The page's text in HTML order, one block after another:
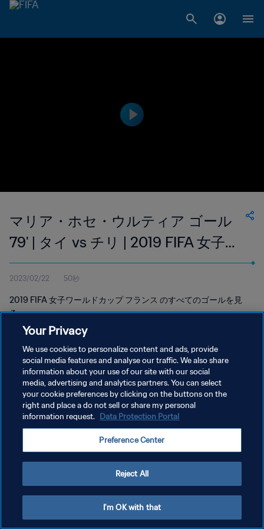
マリア・ホセ・ウルティア ゴール
79' | タイ vs チリ | 2019 FIFA 女子ワ
ールドカップ フランス
2023/02/22 50秒
2019 FIFA 女子ワールドカップ フランス のすべてのゴールを見
る。
プライバシーポリシー
サービス利用規約
クッキー設定の管理
Your Privacy
We use cookies to personalize content and ads, provide
social media features and analyse our traffic. We also share
information about your use of our site with our social
media, advertising and analytics partners. You can select
your cookie preferences by clicking on the buttons on the
right and place a do not sell or share my personal
information request. Data Protection Portal
Preference Center
Reject All
I'm OK with that